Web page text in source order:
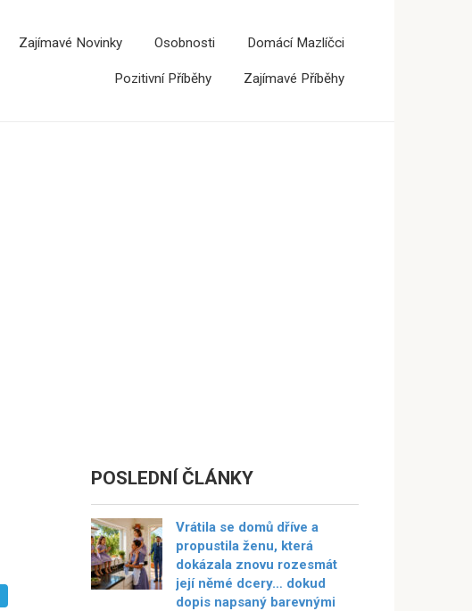
Zajímavé Novinky Osobnosti Domácí Mazlíčci
Pozitivní Příběhy Zajímavé Příběhy
POSLEDNÍ ČLÁNKY
Vrátila se domů dříve a
propustila ženu, která
dokázala znovu rozesmát
její němé dcery… dokud
dopis napsaný barevnými